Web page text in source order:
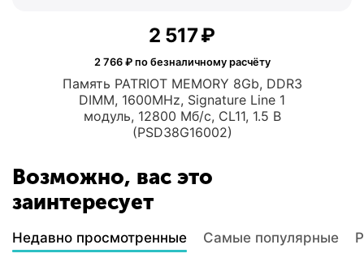
Память PATRIOT MEMORY 8Gb, DDR3
DIMM, 1600MHz, Signature Line 1
модуль, 12800 Мб/с, CL11, 1.5 В
(PSD38G16002)
2 517₽
2 766₽ по безналичному расчёту
Возможно, вас это
заинтересует
Недавно просмотренные Самые популярные